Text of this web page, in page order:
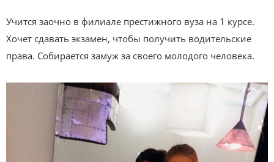
Учится заочно в филиале престижного вуза на 1 курсе.
Хочет сдавать экзамен, чтобы получить водительские
права. Собирается замуж за своего молодого человека.